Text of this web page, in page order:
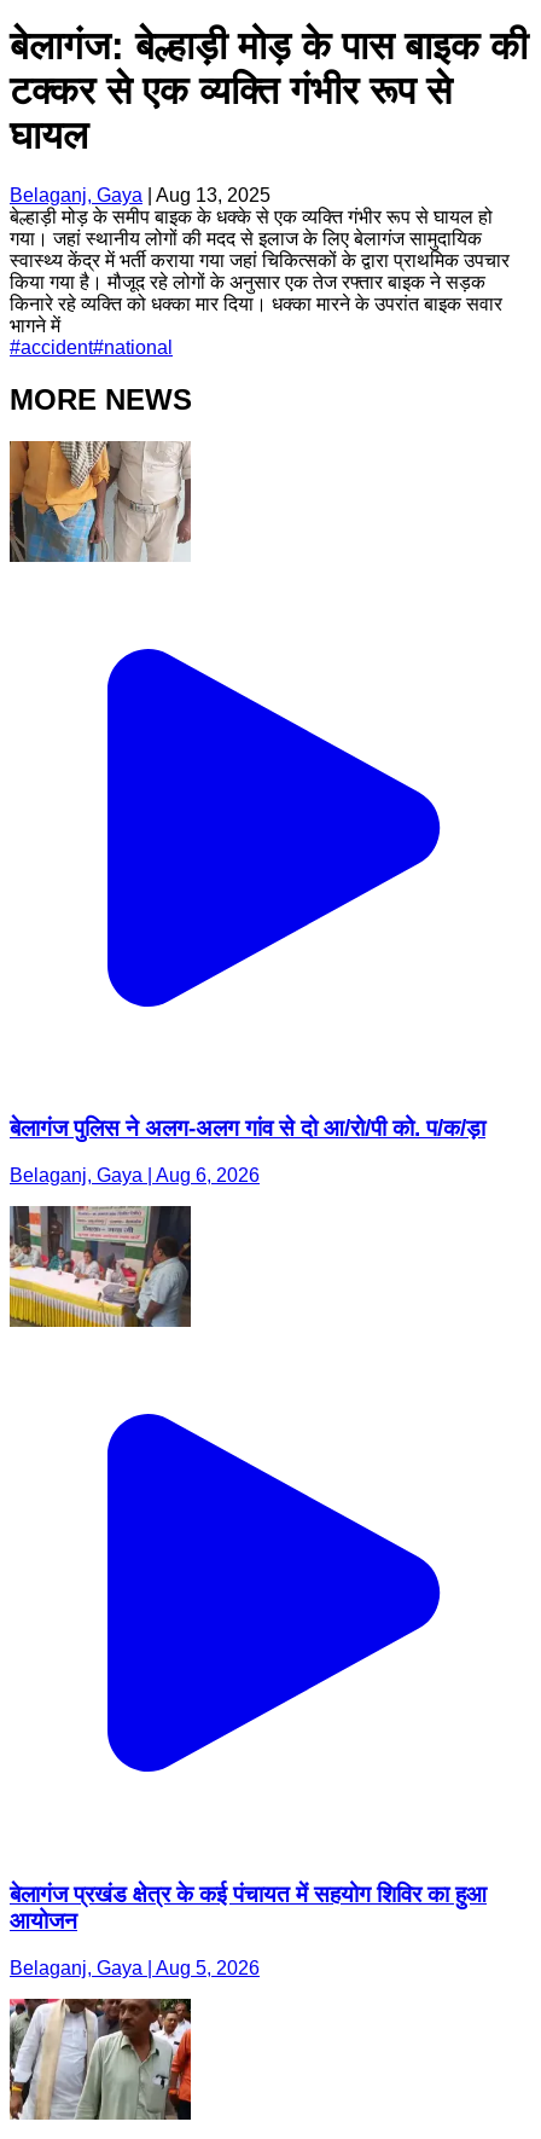
बेलागंज: बेल्हाड़ी मोड़ के पास बाइक की
टक्कर से एक व्यक्ति गंभीर रूप से
घायल
Belaganj, Gaya
Aug 13, 2025
बेल्हाड़ी मोड़ के समीप बाइक के धक्के से एक व्यक्ति गंभीर रूप से घायल हो
गया। जहां स्थानीय लोगों की मदद से इलाज के लिए बेलागंज सामुदायिक
स्वास्थ्य केंद्र में भर्ती कराया गया जहां चिकित्सकों के द्वारा प्राथमिक उपचार
किया गया है। मौजूद रहे लोगों के अनुसार एक तेज रफ्तार बाइक ने सड़क
किनारे रहे व्यक्ति को धक्का मार दिया। धक्का मारने के उपरांत बाइक सवार
भागने में
#accident#national
MORE NEWS
बेलागंज पुलिस ने अलग-अलग गांव से दो आ/रो/पी को. प/क/ड़ा
Belaganj, Gaya | Aug 6, 2026
बेलागंज प्रखंड क्षेत्र के कई पंचायत में सहयोग शिविर का हुआ
आयोजन
Belaganj, Gaya | Aug 5, 2026